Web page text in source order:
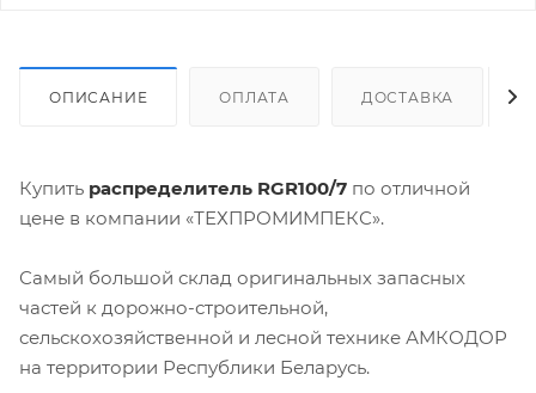
ОПИСАНИЕ ОПЛАТА ДОСТАВКА
Купить распределитель RGR100/7 по отличной
цене в компании «ТЕХПРОМИМПЕКС».
Самый большой склад оригинальных запасных
частей к дорожно-строительной,
сельскохозяйственной и лесной технике АМКОДОР
на территории Республики Беларусь.